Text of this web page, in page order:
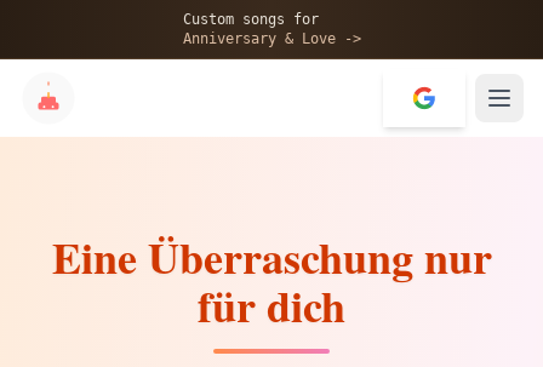
Custom songs for
Anniversary & Love ->
Eine Überraschung nur
für dich